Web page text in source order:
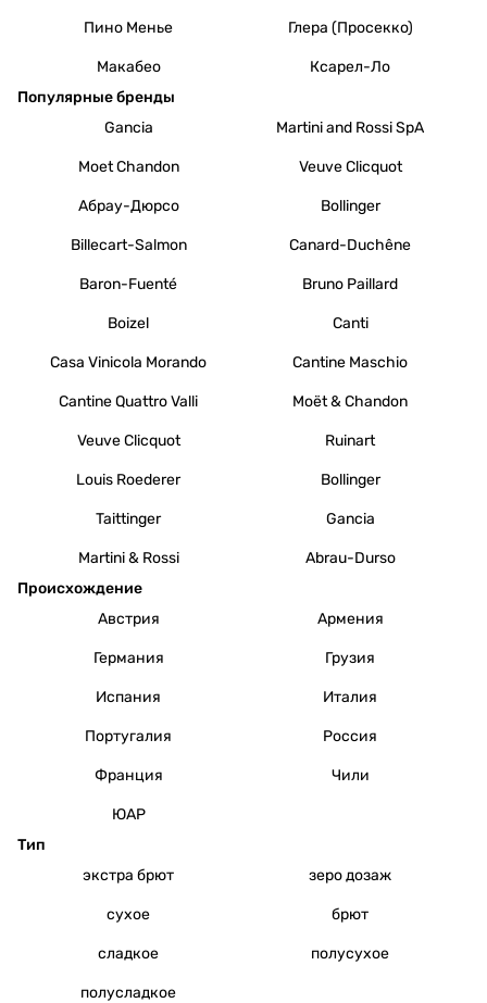
Пино Менье Глера (Просекко)
Макабео
Ксарел-Ло
Популярные бренды
Gancia
Martini and Rossi SpA
Moet Chandon Veuve Clicquot
Абрау-Дюрсо Bollinger
Billecart-Salmon Canard-Duchêne
Baron-Fuenté Bruno Paillard
Boizel Canti
Casa Vinicola Morando Cantine Maschio
Cantine Quattro Valli Moët & Chandon
Veuve Clicquot Ruinart
Louis Roederer Bollinger
Taittinger Gancia
Martini & Rossi
Abrau-Durso
Происхождение
Австрия
Армения
Германия Грузия
Испания Италия
Португалия Россия
Франция Чили
ЮАР
Тип
экстра брют
зеро дозаж
сухое брют
сладкое полусухое
полусладкое